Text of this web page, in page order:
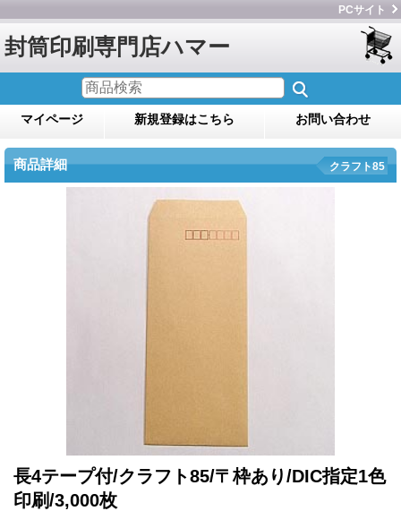
PCサイト
封筒印刷専門店ハマー
マイページ 新規登録はこちら お問い合わせ
商品詳細 クラフト85
長4テープ付/クラフト85/〒枠あり/DIC指定1色
印刷/3,000枚